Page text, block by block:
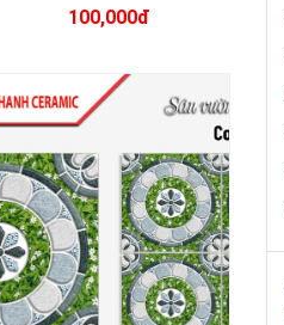
100,000đ
SẢN PHẨM NỔI BẬT